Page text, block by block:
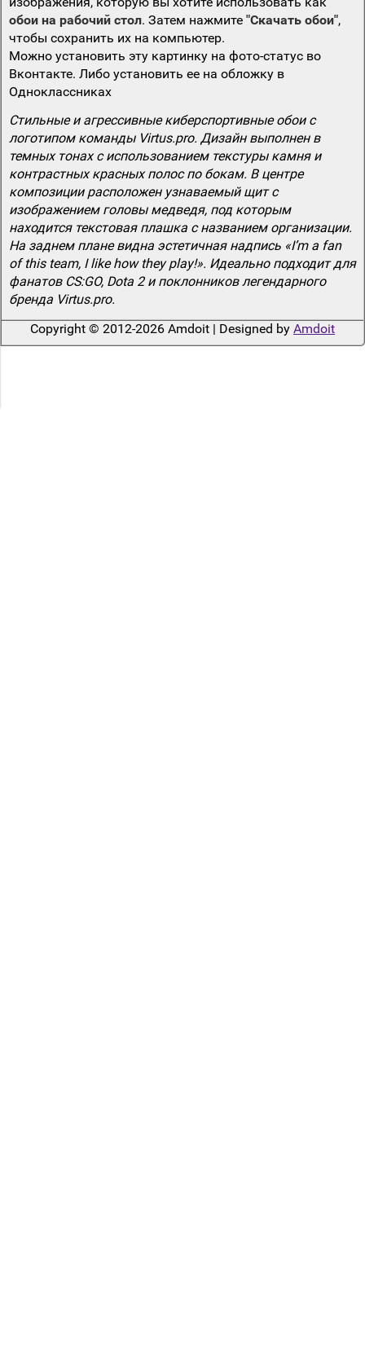
обои на рабочий стол. Затем нажмите "Скачать обои",
чтобы сохранить их на компьютер.
Можно установить эту картинку на фото-статус во
Вконтакте. Либо установить ее на обложку в
Одноклассниках
Стильные и агрессивные киберспортивные обои с
логотипом команды Virtus.pro. Дизайн выполнен в
темных тонах с использованием текстуры камня и
контрастных красных полос по бокам. В центре
композиции расположен узнаваемый щит с
изображением головы медведя, под которым
находится текстовая плашка с названием организации.
На заднем плане видна эстетичная надпись «I’m a fan
of this team, I like how they play!». Идеально подходит для
фанатов CS:GO, Dota 2 и поклонников легендарного
бренда Virtus.pro.
Copyright © 2012-2026 Amdoit | Designed by Amdoit